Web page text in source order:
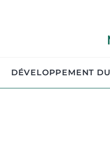
DÉVELOPPEMENT